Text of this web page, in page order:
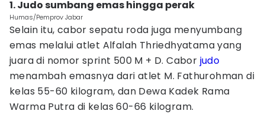
1. Judo sumbang emas hingga perak
Humas/Pemprov Jabar
Selain itu, cabor sepatu roda juga menyumbang
emas melalui atlet Alfalah Thriedhyatama yang
juara di nomor sprint 500 M + D. Cabor judo
menambah emasnya dari atlet M. Fathurohman di
kelas 55-60 kilogram, dan Dewa Kadek Rama
Warma Putra di kelas 60-66 kilogram.